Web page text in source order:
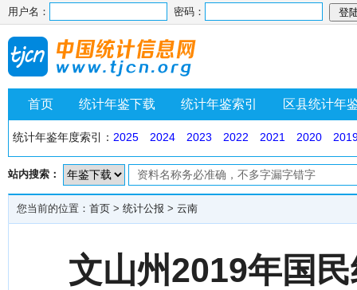
用户名： 密码：
首页 统计年鉴下载 统计年鉴索引 区县统计年
统计年鉴年度索引： 2025 2024 2023 2022 2021 2020
站内搜索：
您当前的位置： 首页 > 统计公报 > 云南
文山州2019年国